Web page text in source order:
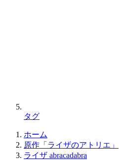
タグ
ホーム
原作「ライザのアトリエ」
ライザ abracadabra